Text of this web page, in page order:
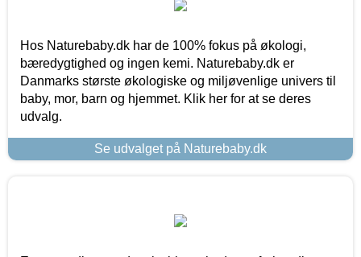
Hos Naturebaby.dk har de 100% fokus på økologi,
bæredygtighed og ingen kemi. Naturebaby.dk er
Danmarks største økologiske og miljøvenlige univers til
baby, mor, barn og hjemmet. Klik her for at se deres
udvalg.
Se udvalget på Naturebaby.dk